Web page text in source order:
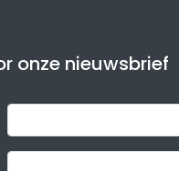
onze nieuwsbrief